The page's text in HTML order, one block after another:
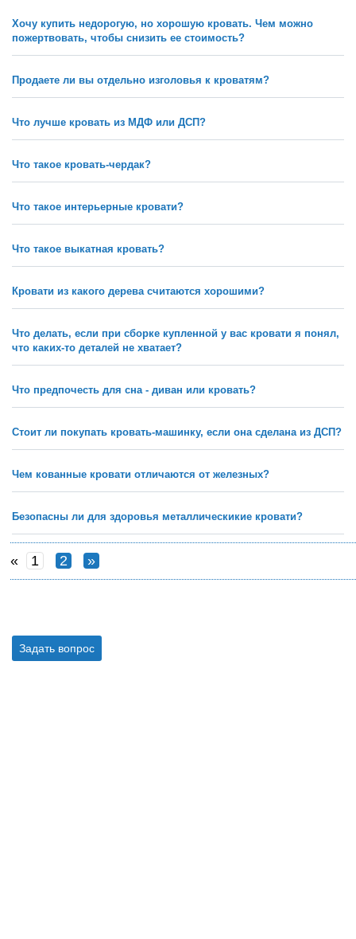
Хочу купить недорогую, но хорошую кровать. Чем можно
пожертвовать, чтобы снизить ее стоимость?
Продаете ли вы отдельно изголовья к кроватям?
Что лучше кровать из МДФ или ДСП?
Что такое кровать-чердак?
Что такое интерьерные кровати?
Что такое выкатная кровать?
Кровати из какого дерева считаются хорошими?
Что делать, если при сборке купленной у вас кровати я понял,
что каких-то деталей не хватает?
Что предпочесть для сна - диван или кровать?
Стоит ли покупать кровать-машинку, если она сделана из ДСП?
Чем кованные кровати отличаются от железных?
Безопасны ли для здоровья металлическикие кровати?
« 1 2 »
Задать вопрос